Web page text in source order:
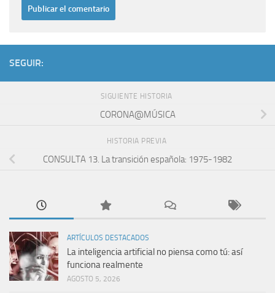
SEGUIR:
SIGUIENTE HISTORIA
CORONA@MÚSICA
HISTORIA PREVIA
CONSULTA 13. La transición española: 1975-1982
ARTÍCULOS DESTACADOS
La inteligencia artificial no piensa como tú: así
funciona realmente
AGOSTO 5, 2026